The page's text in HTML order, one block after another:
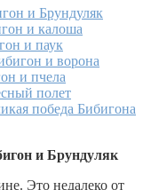
и Брундуляк
и калоша
и паук
и ворона
и пчела
полет
победа Бибигона
и Брундуляк
Это недалеко от